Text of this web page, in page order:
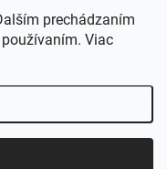
prechádzaním
Viac
kúpiť?
ceny